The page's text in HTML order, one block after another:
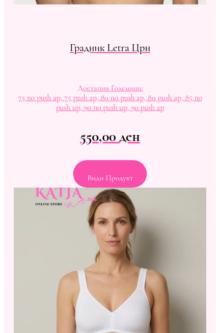
Градник Letra Црн
Достапни Големини:
75 no push ap, 75 push ap, 80 no push ap, 80 push ap, 85 no
push up, 90 no push up, 90 push ap
550,00ден
Види Продукт